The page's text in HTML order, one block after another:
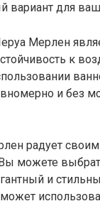
вариант для
Мерлен
к
и без
радует
можете
и